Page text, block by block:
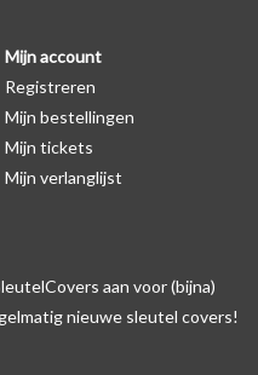
sleutel met het
Mijn account
Registreren
Mijn bestellingen
Mijn tickets
Mijn verlanglijst
aan voor (bijna)
nieuwe sleutel covers!